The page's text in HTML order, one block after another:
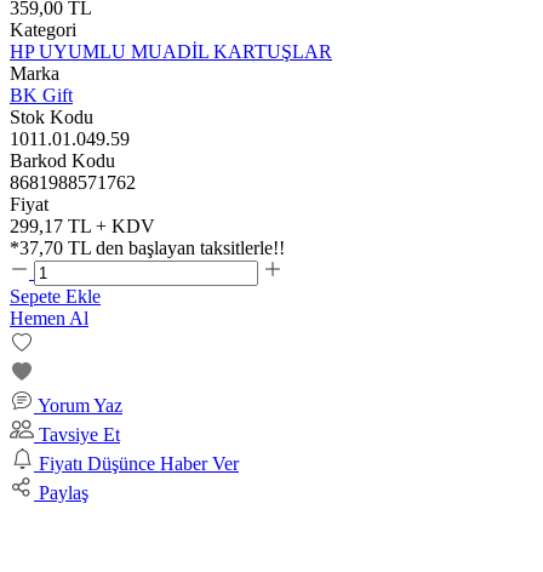
359,00 TL
Kategori
HP UYUMLU MUADİL KARTUŞLAR
Marka
BK Gift
Stok Kodu
1011.01.049.59
Barkod Kodu
8681988571762
Fiyat
299,17 TL + KDV
*37,70 TL den başlayan taksitlerle!!
Sepete Ekle
Hemen Al
Yorum Yaz
Tavsiye Et
Fiyatı Düşünce Haber Ver
Paylaş